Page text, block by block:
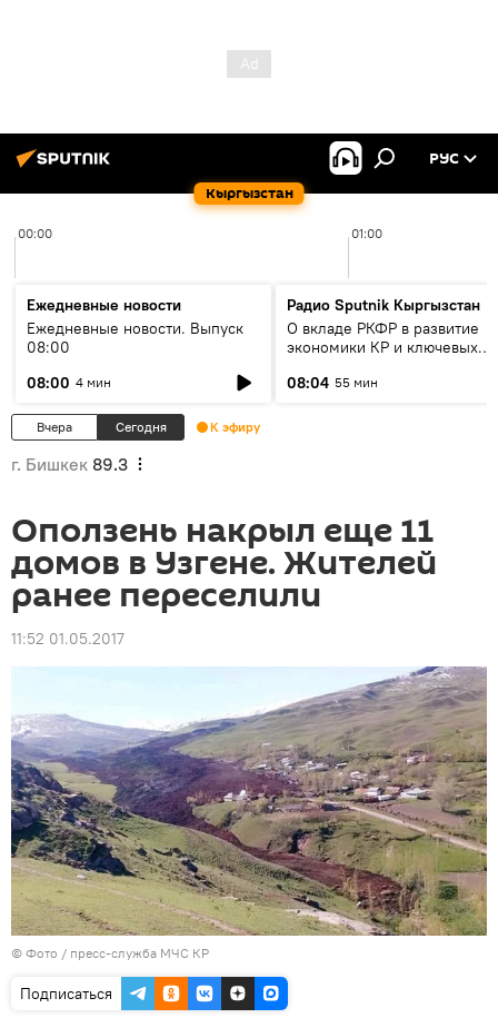
Кыргызстан
РУС
00:00 01:00
Ежедневные новости
Ежедневные новости. Выпуск
08:00
08:00 4 мин
Радио Sputnik Кыргызстан
О вкладе РКФР в развитие
экономики КР и ключевых
08:04 55 мин
Вчера Сегодня К эфиру
г. Бишкек 89.3
Оползень накрыл еще 11
домов в Узгене. Жителей
ранее переселили
11:52 01.05.2017
© Фото / пресс-служба МЧС КР
Подписаться